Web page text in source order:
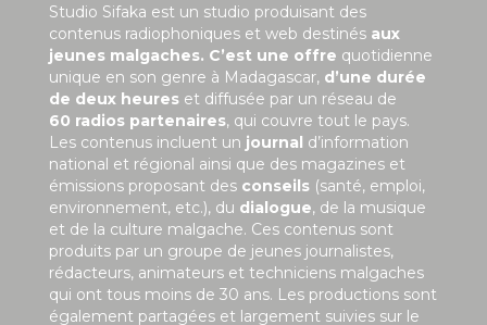
Studio Sifaka est un studio produisant des
contenus radiophoniques et web destinés aux
jeunes malgaches. C’est une offre quotidienne
unique en son genre à Madagascar, d’une durée
de deux heures et diffusée par un réseau de
60 radios partenaires, qui couvre tout le pays.
Les contenus incluent un journal d’information
national et régional ainsi que des magazines et
émissions proposant des conseils (santé, emploi,
environnement, etc.), du dialogue, de la musique
et de la culture malgache. Ces contenus sont
produits par un groupe de jeunes journalistes,
rédacteurs, animateurs et techniciens malgaches
qui ont tous moins de 30 ans. Les productions sont
également partagées et largement suivies sur le